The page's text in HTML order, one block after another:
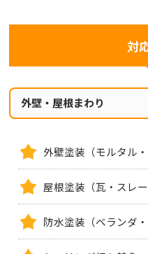
対
外壁・屋根まわり
外壁塗装（モルタル
屋根塗装（瓦・スレ
防水塗装（ベランダ